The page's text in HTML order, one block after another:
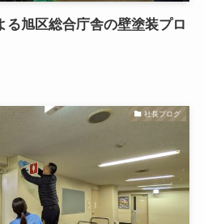
る旭区総合庁舎の壁塗装プロ
社長ブログ